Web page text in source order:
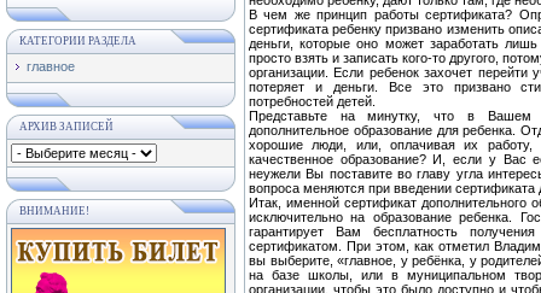
КАТЕГОРИИ РАЗДЕЛА
главное
АРХИВ ЗАПИСЕЙ
ВНИМАНИЕ!
В чем же принцип работы сертификата?
сертификата ребенку призвано изменить
деньги, которые оно может заработать
просто взять и записать кого-то другого,
организации. Если ребенок захочет
потеряет и деньги. Все это призвано
потребностей детей.
Представьте на минутку, что в Вашем
дополнительное образование для ребенка.
хорошие люди, или, оплачивая их работу,
качественное образование? И, если у Вас
неужели Вы поставите во главу угла
вопроса меняются при введении сертификата
Итак, именной сертификат дополнительного
исключительно на образование ребенка.
гарантирует Вам бесплатность
сертификатом. При этом, как отметил
вы выберите, «главное, у ребёнка, у
на базе школы, или в муниципальном
организации, чтобы это было доступно и